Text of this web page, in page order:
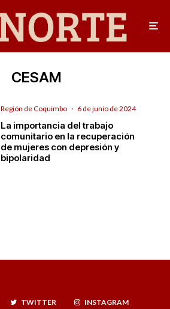
CESAM
Región de Coquimbo · 6 de junio de 2024
La importancia del trabajo
comunitario en la recuperación
de mujeres con depresión y
bipolaridad
TWITTER INSTAGRAM